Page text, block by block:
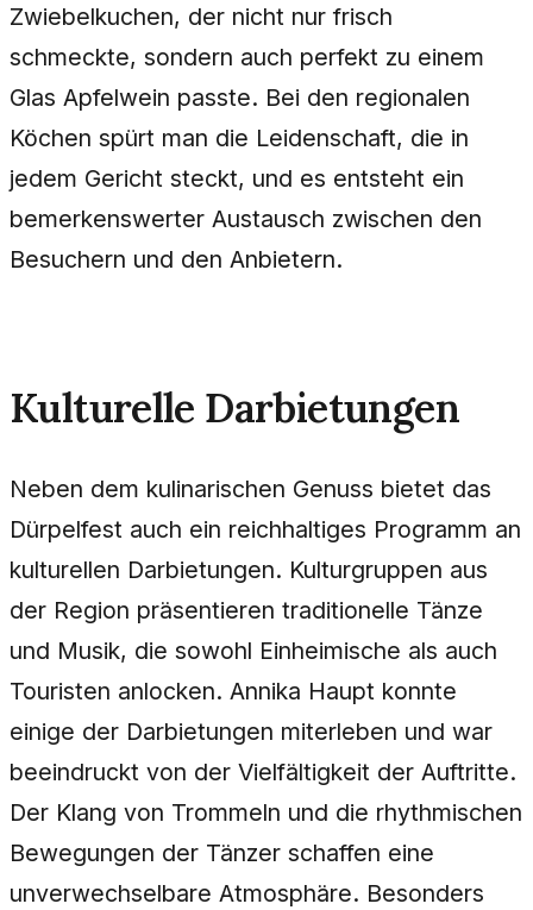
Zwiebelkuchen, der nicht nur frisch
schmeckte, sondern auch perfekt zu einem
Glas Apfelwein passte. Bei den regionalen
Köchen spürt man die Leidenschaft, die in
jedem Gericht steckt, und es entsteht ein
bemerkenswerter Austausch zwischen den
Besuchern und den Anbietern.
Kulturelle Darbietungen
Neben dem kulinarischen Genuss bietet das
Dürpelfest auch ein reichhaltiges Programm an
kulturellen Darbietungen. Kulturgruppen aus
der Region präsentieren traditionelle Tänze
und Musik, die sowohl Einheimische als auch
Touristen anlocken. Annika Haupt konnte
einige der Darbietungen miterleben und war
beeindruckt von der Vielfältigkeit der Auftritte.
Der Klang von Trommeln und die rhythmischen
Bewegungen der Tänzer schaffen eine
unverwechselbare Atmosphäre. Besonders